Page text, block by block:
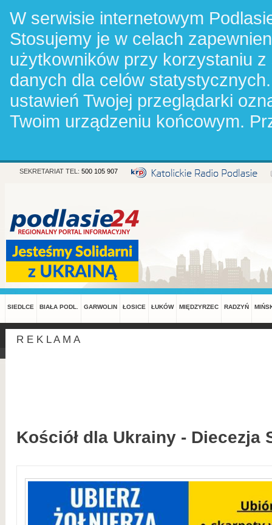
W serwisie internetowym
Stosujemy je w celach
użytkowników przy korzystaniu
danych dla celów
ustawień Twojej przeglądarki
Twoim urządzeniu końcowym.
SEKRETARIAT TEL: 500 105 907
SIEDLCE BIAŁA PODL. GARWOLIN ŁOSICE ŁUKÓW MIĘDZYRZEC RADZYŃ
R E K L A M A
Kościół dla Ukrainy - Diecezja